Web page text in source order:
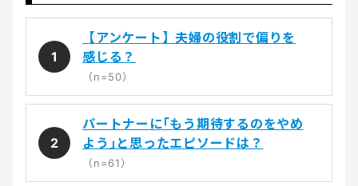
1
【アンケート】夫婦の役割で偏りを
感じる？
（n=50）
2
パートナーに｢もう期待するのをやめ
よう｣と思ったエピソードは？
（n=61）